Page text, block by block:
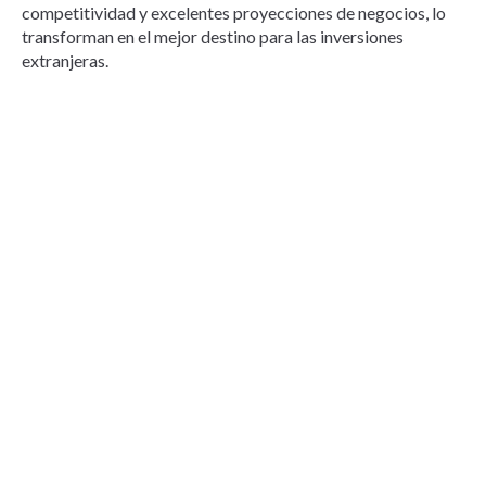
competitividad y excelentes proyecciones de negocios, lo
transforman en el mejor destino para las inversiones
extranjeras.